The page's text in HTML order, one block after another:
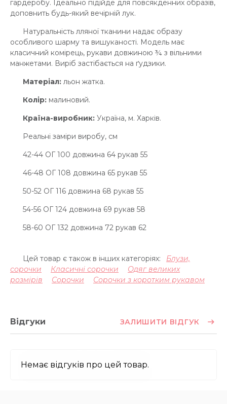
гардеробу. Ідеально підійде для повсякденних образів,
доповнить будь-який вечірній лук.
Натуральність лляної тканини надає образу
особливого шарму та вишуканості. Модель має
класичний комірець, рукави довжиною ¾ з вільними
манжетами. Виріб застібається на ґудзики.
Матеріал: льон жатка.
Колір: малиновий.
Країна-виробник: Україна, м. Харків.
Реальні заміри виробу, см
42-44 ОГ 100 довжина 64 рукав 55
46-48 ОГ 108 довжина 65 рукав 55
50-52 ОГ 116 довжина 68 рукав 55
54-56 ОГ 124 довжина 69 рукав 58
58-60 ОГ 132 довжина 72 рукав 62
Цей товар є також в інших категоріях:
Блузи,
сорочки
Класичні сорочки
Одяг великих
розмірів
Сорочки Сорочки з коротким рукавом
Відгуки ЗАЛИШИТИ ВІДГУК
Немає відгуків про цей товар.